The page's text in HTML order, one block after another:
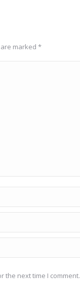
marked *
the next time I comment.